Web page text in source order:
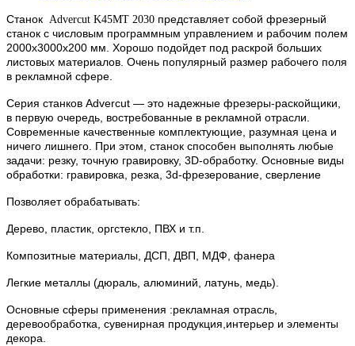
Станок Advercut K45MT 2030 представляет собой фрезерный
станок с числовым программным управлением и рабочим полем
2000x3000x200 мм. Хорошо подойдет под раскрой больших
листовых материалов. Очень популярный размер рабочего поля
в рекламной сфере.
Серия станков Advercut — это надежные фрезеры-раскойщики,
в первую очередь, востребованные в рекламной отрасли.
Современные качественные комплектующие, разумная цена и
ничего лишнего. При этом, станок способен выполнять любые
задачи: резку, точную гравировку, 3D-обработку. Основные виды
обработки: гравировка, резка, 3d-фрезерование, сверление
Позволяет обрабатывать:
Дерево, пластик, оргстекло, ПВХ и т.п.
Композитные материалы, ДСП, ДВП, МДФ, фанера
Легкие металлы (дюраль, алюминий, латунь, медь).
Основные сферы применения :рекламная отрасль,
деревообработка, сувенирная продукция,интерьер и элементы
декора.